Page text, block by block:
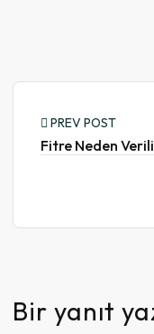
PREV POST
Fitre Neden
Bir yanıt